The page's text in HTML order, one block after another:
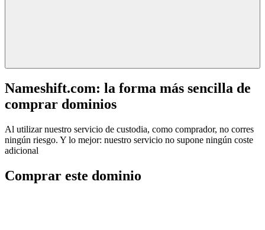
Nameshift.com: la forma más sencilla de
comprar dominios
Al utilizar nuestro servicio de custodia, como comprador, no corres
ningún riesgo. Y lo mejor: nuestro servicio no supone ningún coste
adicional
Comprar este dominio